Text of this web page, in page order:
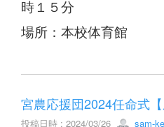
時１５分
場所：本校体育館
宮農応援団2024任命式
投稿日時 : 2024/03/26 sam-ke